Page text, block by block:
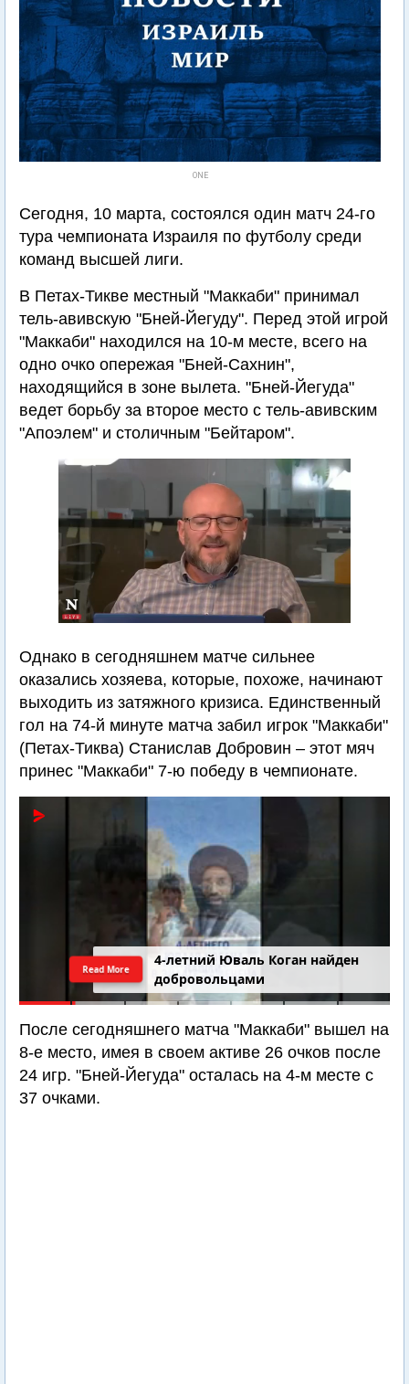
ONE
Сегодня, 10 марта, состоялся один матч 24-го
тура чемпионата Израиля по футболу среди
команд высшей лиги.
В Петах-Тикве местный "Маккаби" принимал
тель-авивскую "Бней-Йегуду". Перед этой игрой
"Маккаби" находился на 10-м месте, всего на
одно очко опережая "Бней-Сахнин",
находящийся в зоне вылета. "Бней-Йегуда"
ведет борьбу за второе место с тель-авивским
"Апоэлем" и столичным "Бейтаром".
Однако в сегодняшнем матче сильнее
оказались хозяева, которые, похоже, начинают
выходить из затяжного кризиса. Единственный
гол на 74-й минуте матча забил игрок "Маккаби"
(Петах-Тиква) Станислав Добровин – этот мяч
принес "Маккаби" 7-ю победу в чемпионате.
4-летний Юваль Коган найден
добровольцами
Read More
После сегодняшнего матча "Маккаби" вышел на
8-е место, имея в своем активе 26 очков после
24 игр. "Бней-Йегуда" осталась на 4-м месте с
37 очками.